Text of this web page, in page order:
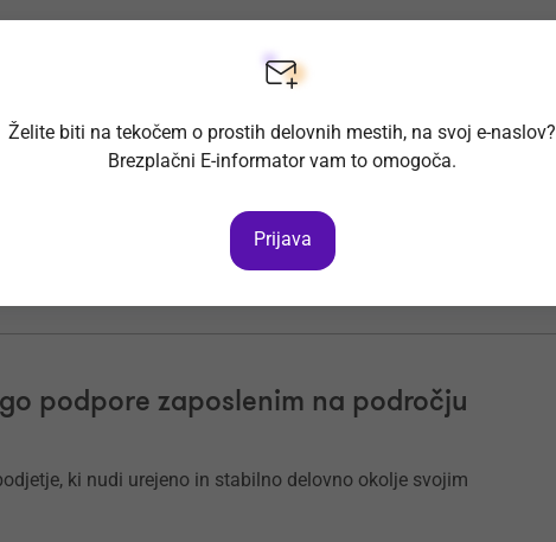
(m/ž)
ki bo odgovoren za čiščenje prostorov različnih
podpore zaposlenim na področju
ki nudi urejeno in stabilno delovno okolje svojim
Želite biti na tekočem o prostih delovnih mestih, na svoj e-naslov?
Brezplačni E-informator vam to omogoča.
Prijava